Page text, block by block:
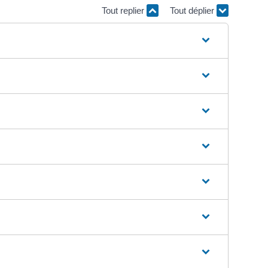
Tout replier Tout déplier